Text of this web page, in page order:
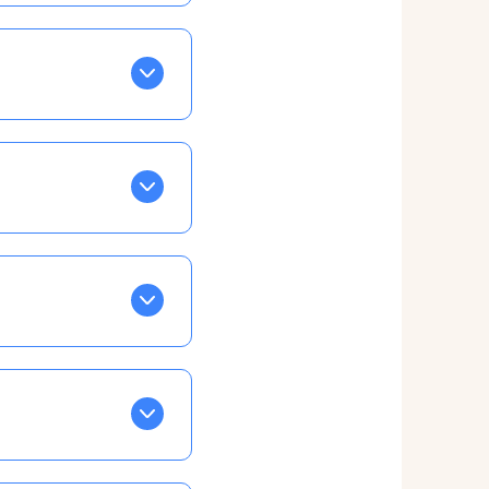
Tapez sur celle
EN VERT
la semaine, mais
ainsi vous
taux horaire
confirmations par
ce qui ne vous
à cet effet